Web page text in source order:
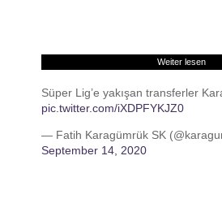
Weiter lesen
Süper Lig’e yakışan transferler
pic.twitter.com/iXDPFYKJZ0
— Fatih Karagümrük SK
September 14, 2020